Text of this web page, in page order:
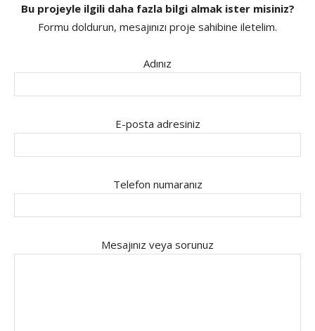
Bu projeyle ilgili daha fazla bilgi almak ister misiniz?
Formu doldurun, mesajınızı proje sahibine iletelim.
Adınız
E-posta adresiniz
Telefon numaranız
Mesajınız veya sorunuz